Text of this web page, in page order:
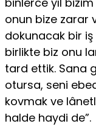
onun bize zarar
dokunacak bir iş
birlikte biz onu
tard ettik. Sana
otursa, seni
kovmak ve
halde haydi de”.